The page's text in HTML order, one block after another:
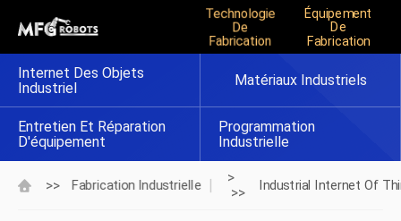
Technologie
De
Fabrication
Équipement
De
Fabrication
Internet Des Objets
Industriel
Matériaux Industriels
Entretien Et Réparation
D'équipement
Programmation
Industrielle
>> Fabrication Industrielle
>
>>
Industrial Internet Of